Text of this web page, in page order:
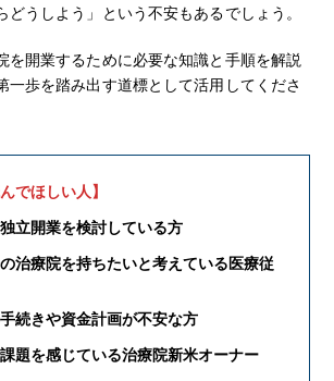
うしよう」という不安もあるでしょう。
を開業するために必要な知識と手順を解説
一歩を踏み出す道標として活用してくださ
でほしい人 】
立開業を検討している方
治療院を持ちたいと考えている医療従
続きや資金計画が不安な方
題を感じている治療院新米オーナー